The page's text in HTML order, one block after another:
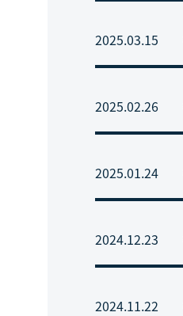
2025.03.15
2025.02.26
2025.01.24
2024.12.23
2024.11.22